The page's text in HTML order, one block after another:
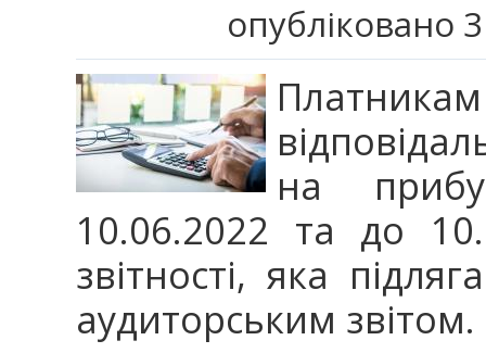
опубліковано
на
10.06.2022 та до
звітності, яка
аудиторським звітом.